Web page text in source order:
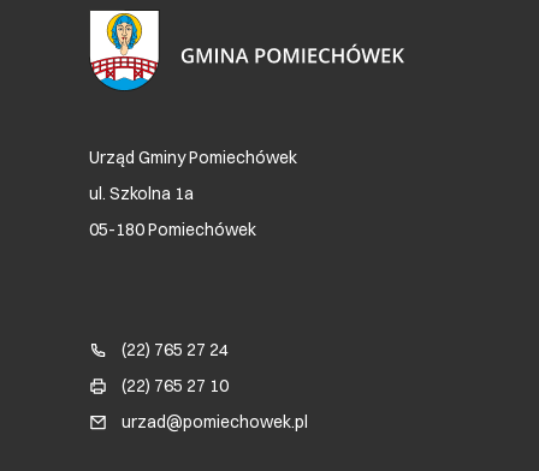
Urząd Gminy Pomiechówek
ul. Szkolna 1a
05-180 Pomiechówek
Blok kontaktowy (Footer)
(22) 765 27 24
(22) 765 27 10
urzad@pomiechowek.pl